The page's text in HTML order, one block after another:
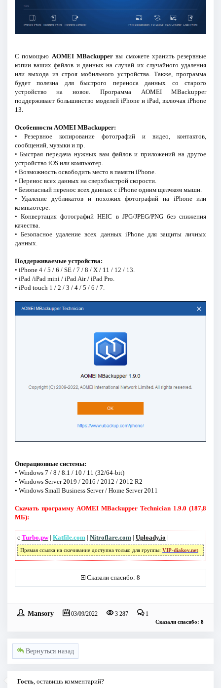
С помощью AOMEI MBackupperвы сможете хранить резервные
копии ваших файлов и данных на случай их случайного удаления
или выхода из строя мобильного устройства. Также, программа
будет полезна для быстрого переноса данных со старого
устройство на новое. Программа AOMEI MBackupper
поддерживает большинство моделей iPhone и iPad, включая iPhone
13.
Особенности AOMEI MBackupper:
• Резервное копирование фотографий и видео, контактов,
сообщений, музыки и пр.
• Быстрая передача нужных вам файлов и приложений на другое
устройство iOS или компьютер.
• Возможность освободить место в памяти iPhone.
• Перенос всех данных на сверхбыстрой скорости.
• Безопасный перенос всех данных с iPhone одним щелчком мыши.
• Удаление дубликатов и похожих фотографий на iPhone или
компьютере.
• Конвертация фотографий HEIC в JPG/JPEG/PNG без снижения
качества.
• Безопасное удаление всех данных iPhone для защиты личных
данных.
Поддерживаемые устройства:
• iPhone 4 / 5 / 6 / SE / 7 / 8 / X / 11 / 12 / 13.
• iPad /iPad mini / iPad Air / iPad Pro.
• iPod touch 1 / 2 / 3 / 4 / 5 / 6 / 7.
Операционные системы:
• Windows 7 / 8 / 8.1 / 10 / 11 (32/64-bit)
• Windows Server 2019 / 2016 / 2012 / 2012 R2
• Windows Small Business Server / Home Server 2011
Скачать программу AOMEI MBackupper Technician 1.9.0 (187,8
МБ):
с Turbo.pw| Katfile.com| Nitroflare.com| Uploady.io |
Прямая ссылка на скачивание доступна только для группы: VIP-diakov.net
Сказали спасибо: 8
Mansory 03/09/2022 3 287 1
Сказали спасибо: 8
Вернуться назад
Гость, оставишь комментарий?